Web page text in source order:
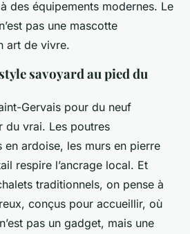
des équipements modernes. Le
pas une mascotte
art de vivre.
savoyard au pied du
Gervais pour du neuf
du vrai. Les poutres
en ardoise, les murs en pierre
respire l’ancrage local. Et
traditionnels, on pense à
conçus pour accueillir, où
pas un gadget, mais une